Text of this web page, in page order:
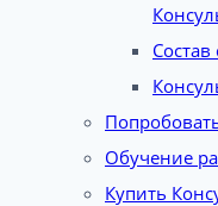
Обучение
Купить